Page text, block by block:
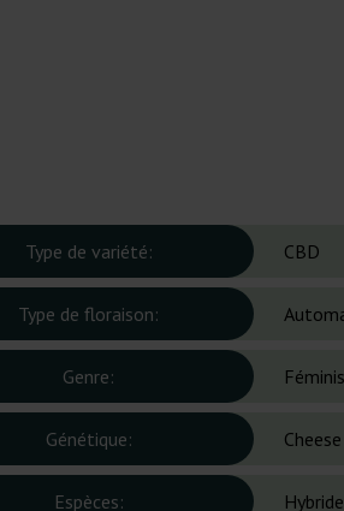
Type de variété: CBD
Type de floraison:
Genre:
Génétique:
Espèces: Hybride